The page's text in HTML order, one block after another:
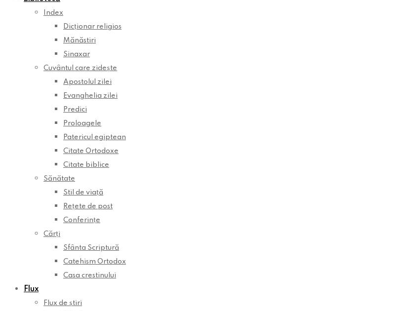
Index
Dicționar religios
Mănăstiri
Sinaxar
Cuvântul care zidește
Apostolul zilei
Evanghelia zilei
Predici
Proloagele
Patericul egiptean
Citate Ortodoxe
Citate biblice
Sănătate
Stil de viață
Rețete de post
Conferințe
Cărți
Sfânta Scriptură
Catehism Ortodox
Casa crestinului
Flux
Flux de știri